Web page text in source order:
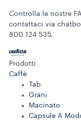
Controlla le nostre
contattaci via
800 124 535.
Prodotti
Caffè
Tab
Grani
Macinato
Capsule A